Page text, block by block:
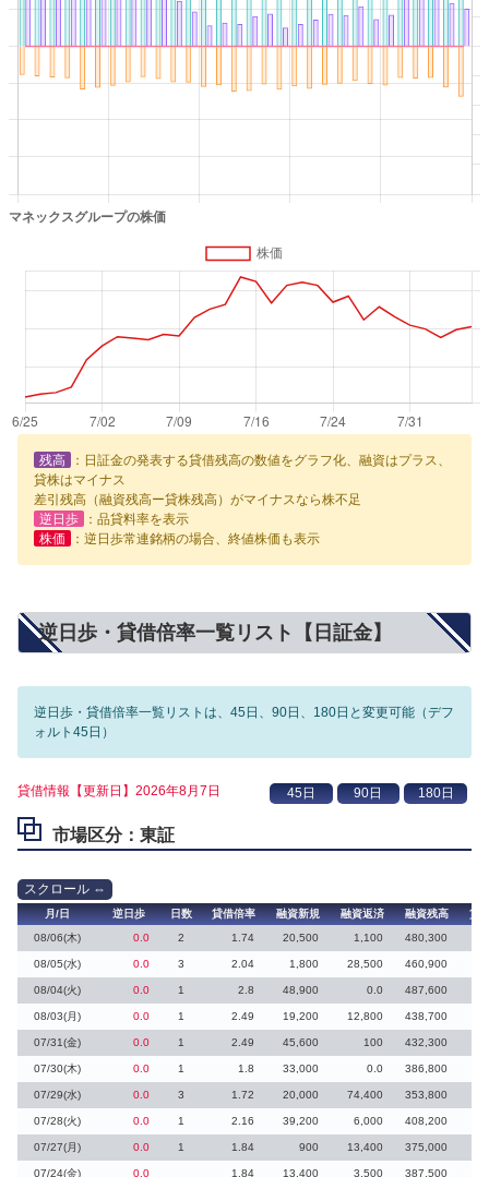
残高
：日証金の発表する貸借残高の数値をグラフ化、融資はプラス、
貸株はマイナス
差引残高（融資残高ー貸株残高）がマイナスなら株不足
逆日歩
：品貸料率を表示
株価
：逆日歩常連銘柄の場合、終値株価も表示
逆日歩・貸借倍率一覧リスト【日証金】
逆日歩・貸借倍率一覧リストは、45日、90日、180日と変更可能（デフ
ォルト45日）
貸借情報【更新日】2026年8月7日
市場区分：東証
月/日 逆日歩 日数 貸借倍率 融資新規 融資返済 融資残高
貸
08/06(木)
0.0 2 1.74 20,500 1,100 480,300
08/05(水) 0.0 3 2.04 1,800 28,500 460,900
08/04(火) 0.0 1 2.8 48,900 0.0 487,600
08/03(月) 0.0 1 2.49 19,200 12,800 438,700
07/31(金) 0.0 1 2.49 45,600 100 432,300
07/30(木) 0.0 1 1.8 33,000 0.0 386,800
07/29(水) 0.0 3 1.72 20,000 74,400 353,800
07/28(火) 0.0 1 2.16 39,200 6,000 408,200
07/27(月) 0.0 1 1.84 900 13,400 375,000
07/24(金) 0.0 1.84 13,400 3,500 387,500